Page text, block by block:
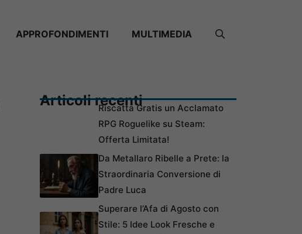
APPROFONDIMENTI MULTIMEDIA
Articoli recentiRiscatta Gratis un Acclamato
RPG Roguelike su Steam:
Offerta Limitata!
Da Metallaro Ribelle a Prete: la
Straordinaria Conversione di
Padre Luca
Superare l’Afa di Agosto con
Stile: 5 Idee Look Fresche e